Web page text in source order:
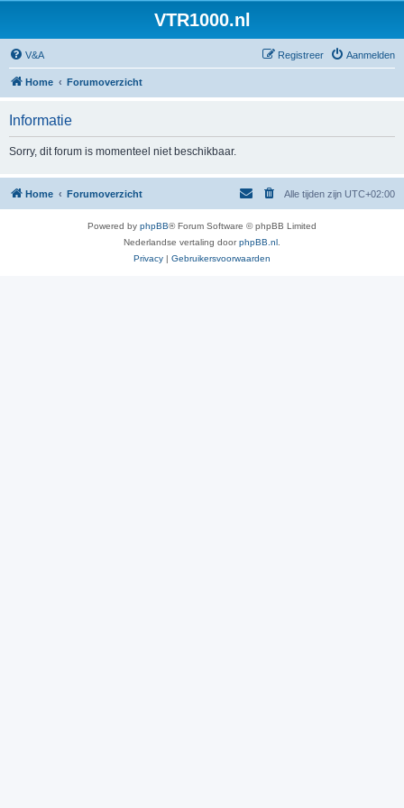
VTR1000.nl
V&A Aanmelden
Registreer
Home Forumoverzicht
Informatie
Sorry, dit forum is momenteel niet beschikbaar.
Home Forumoverzicht Alle tijden zijn UTC+02:00
Powered by phpBB® Forum Software © phpBB Limited
Nederlandse vertaling doorphpBB.nl
Privacy | Gebruikersvoorwaarden